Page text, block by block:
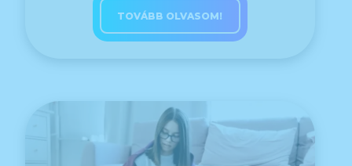
TOVÁBB OLVASOM!